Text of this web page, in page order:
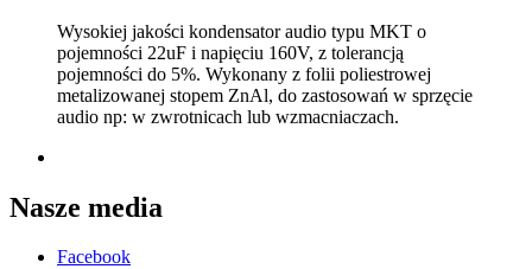
Wysokiej jakości kondensator audio typu MKT o
pojemności 22uF i napięciu 160V, z tolerancją
pojemności do 5%. Wykonany z folii poliestrowej
metalizowanej stopem ZnAl, do zastosowań w sprzęcie
audio np: w zwrotnicach lub wzmacniaczach.
Nasze media
Facebook